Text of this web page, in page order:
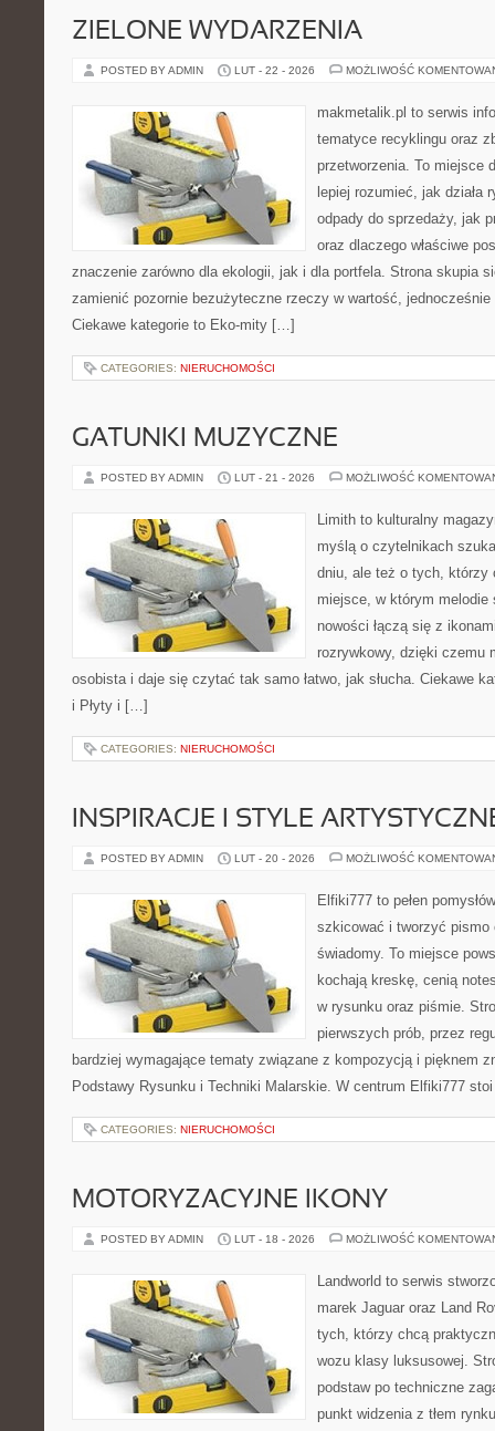
ZIELONE WYDARZENIA
POSTED BY ADMIN LUT - 22 - 2026 MOŻLIWOŚĆ
makmetalik.pl to serwis
tematyce recyklingu oraz
przetworzenia. To miejsce
lepiej rozumieć, jak działa
odpady do sprzedaży, jak
oraz dlaczego właściwe
znaczenie zarówno dla ekologii, jak i dla portfela. Strona skupia
zamienić pozornie bezużyteczne rzeczy w wartość,
Ciekawe kategorie to Eko-mity […]
CATEGORIES: NIERUCHOMOŚCI
GATUNKI MUZYCZNE
POSTED BY ADMIN LUT - 21 - 2026 MOŻLIWOŚĆ
Limith to kulturalny
myślą o czytelnikach
dniu, ale też o tych, którzy
miejsce, w którym
nowości łączą się z
rozrywkowy, dzięki czemu
osobista i daje się czytać tak samo łatwo, jak słucha. Ciekawe
i Płyty i […]
CATEGORIES: NIERUCHOMOŚCI
INSPIRACJE I STYLE
POSTED BY ADMIN LUT - 20 - 2026 MOŻLIWOŚĆ
Elfiki777 to pełen
szkicować i tworzyć pismo
świadomy. To miejsce
kochają kreskę, cenią
w rysunku oraz piśmie.
pierwszych prób, przez
bardziej wymagające tematy związane z kompozycją i pięknem
Podstawy Rysunku i Techniki Malarskie. W centrum Elfiki777
CATEGORIES: NIERUCHOMOŚCI
MOTORYZACYJNE IKONY
POSTED BY ADMIN LUT - 18 - 2026 MOŻLIWOŚĆ
Landworld to serwis
marek Jaguar oraz Land
tych, którzy chcą
wozu klasy luksusowej.
podstaw po techniczne
punkt widzenia z tłem